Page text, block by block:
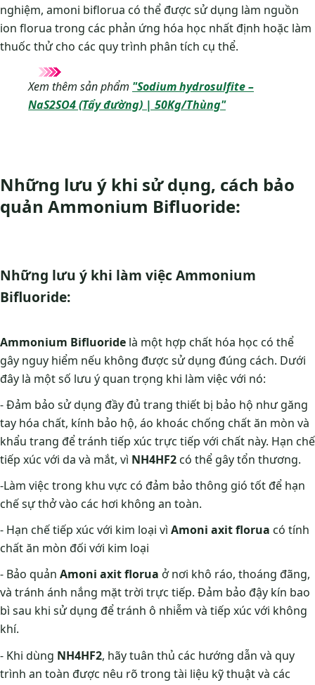
nghiệm, amoni biflorua có thể được sử dụng làm nguồn
ion florua trong các phản ứng hóa học nhất định hoặc làm
thuốc thử cho các quy trình phân tích cụ thể.
Xem thêm sản phẩm "Sodium hydrosulfite –
NaS2SO4 (Tẩy đường) | 50Kg/Thùng"
Những lưu ý khi sử dụng, cách bảo
quản Ammonium Bifluoride:
Những lưu ý khi làm việc Ammonium
Bifluoride:
Ammonium Bifluoride là một hợp chất hóa học có thể
gây nguy hiểm nếu không được sử dụng đúng cách. Dưới
đây là một số lưu ý quan trọng khi làm việc với nó:
- Đảm bảo sử dụng đầy đủ trang thiết bị bảo hộ như găng
tay hóa chất, kính bảo hộ, áo khoác chống chất ăn mòn và
khẩu trang để tránh tiếp xúc trực tiếp với chất này. Hạn chế
tiếp xúc với da và mắt, vì NH4HF2có thể gây tổn thương.
-Làm việc trong khu vực có đảm bảo thông gió tốt để hạn
chế sự thở vào các hơi không an toàn.
- Hạn chế tiếp xúc với kim loại vì Amoni axit florua có tính
chất ăn mòn đối với kim loại
- Bảo quản Amoni axit florua ở nơi khô ráo, thoáng đãng,
và tránh ánh nắng mặt trời trực tiếp. Đảm bảo đậy kín bao
bì sau khi sử dụng để tránh ô nhiễm và tiếp xúc với không
khí.
- Khi dùng NH4HF2, hãy tuân thủ các hướng dẫn và quy
trình an toàn được nêu rõ trong tài liệu kỹ thuật và các